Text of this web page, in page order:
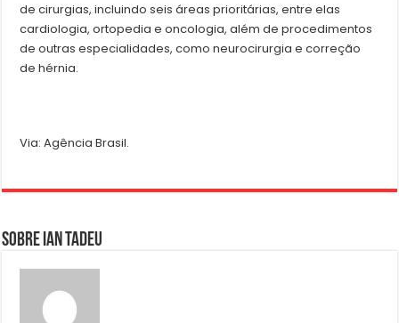
de cirurgias, incluindo seis áreas prioritárias, entre elas
cardiologia, ortopedia e oncologia, além de procedimentos
de outras especialidades, como neurocirurgia e correção
de hérnia.
Via: Agência Brasil.
Sobre Ian Tadeu